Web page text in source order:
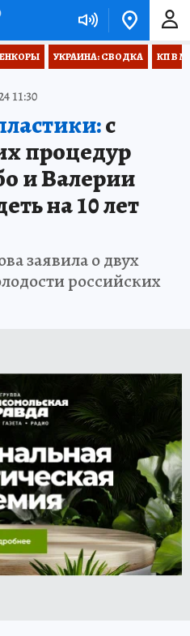
УКРАИНА: СВОДКА КП В
11:30
с
процедур
и Валерии
на 10 лет
заявила о двух
российских